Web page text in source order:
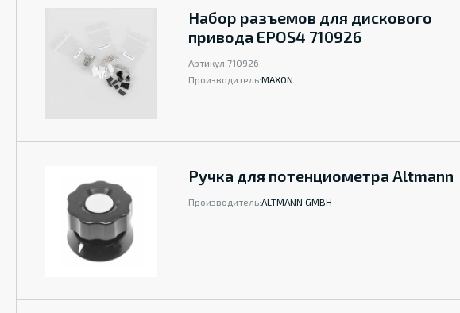
Набор разъемов для дискового
привода EPOS4 710926
Артикул:710926
Производитель:MAXON
Ручка для потенциометра Altmann
Производитель:ALTMANN GMBH